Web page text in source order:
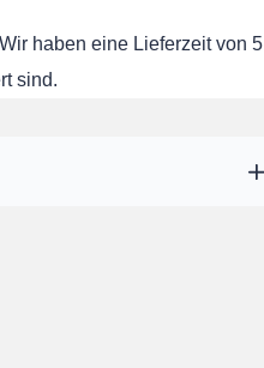
haben eine Lieferzeit von 5
sind.